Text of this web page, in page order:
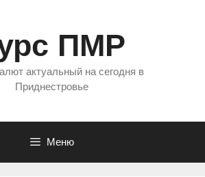
ПМР
актуальный на сегодня в
Приднестровье
Меню